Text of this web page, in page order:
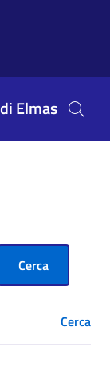
Elmas
Cerca
Cerca